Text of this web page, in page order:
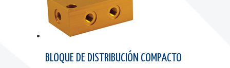
BLOQUE DE DISTRIBUCIÓN COMPACTO